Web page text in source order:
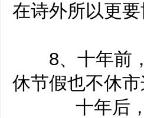
在诗外所以更要
8、十年前，
休节假也不休市
十年后，我